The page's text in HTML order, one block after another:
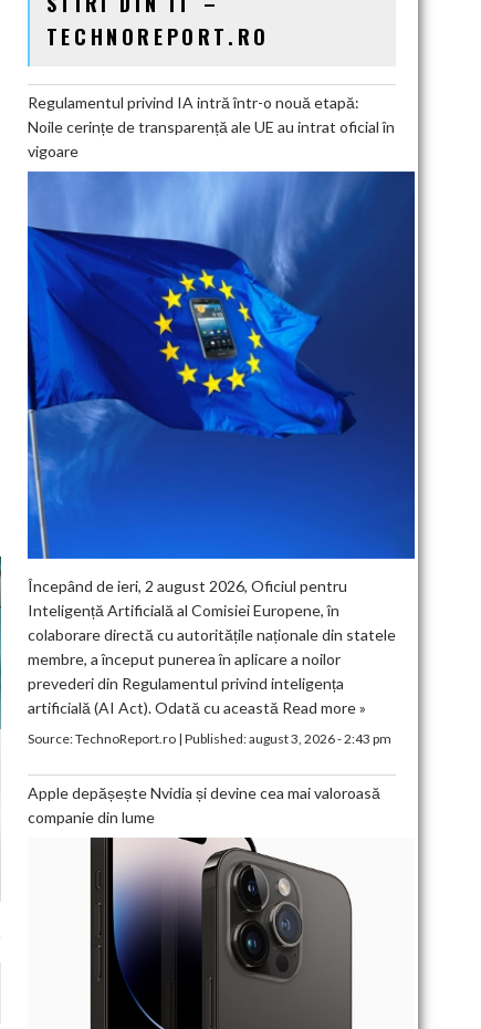
TECHNOREPORT.RO
Regulamentul privind IA intră într-o nouă etapă:
Noile cerințe de transparență ale UE au intrat oficial în
vigoare
Începând de ieri, 2 august 2026, Oficiul pentru
Inteligență Artificială al Comisiei Europene, în
colaborare directă cu autoritățile naționale din statele
membre, a început punerea în aplicare a noilor
prevederi din Regulamentul privind inteligența
artificială (AI Act). Odată cu această Read more »
Source:TechnoReport.ro| Published:august 3, 2026 - 2:43 pm
Apple depășește Nvidia și devine cea mai valoroasă
companie din lume